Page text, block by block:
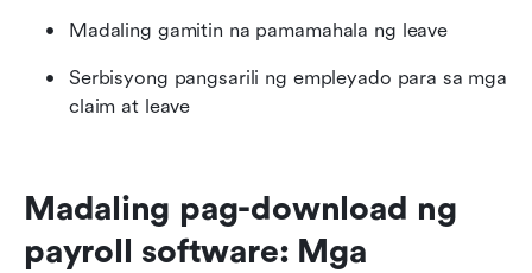
Madaling gamitin na pamamahala ng leave
Serbisyong pangsarili ng empleyado para sa mga
claim at leave
Madaling pag-download ng
payroll software: Mga